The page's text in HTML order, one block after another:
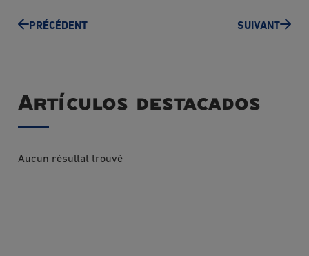
PRÉCÉDENT SUIVANT
Artículos destacados
Aucun résultat trouvé